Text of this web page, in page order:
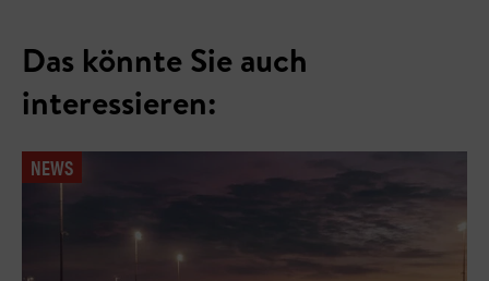
Das könnte Sie auch
interessieren:
NEWS